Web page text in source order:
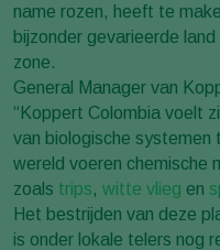
name rozen, heeft te
bijzonder gevarieerde
zone.
General Manager van
“Koppert Colombia voelt
van biologische systemen
wereld voeren chemische
zoals trips, witte vlieg en
Het bestrijden van deze
is onder lokale telers nog